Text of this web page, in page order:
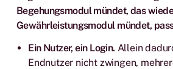
Begehungsmodul mündet, das
Gewährleistungsmodul mündet,
Ein Nutzer, ein Login. Allein
Endnutzer nicht zwingen,